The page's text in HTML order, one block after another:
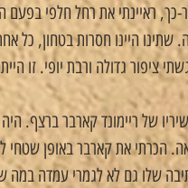
כך, ראיינתי את רחל חלפי
שתינו היינו חסרות בטחון, כל
ציפור גדולה ורבת יופי. זו
של ריימונד קארבר ברצף.
הכרתי את קארבר באופן שטחי
שלו גם לא לגמרי עמדה